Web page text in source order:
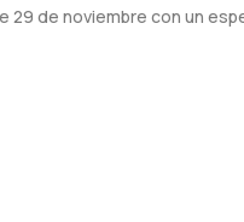
29 de noviembre con un